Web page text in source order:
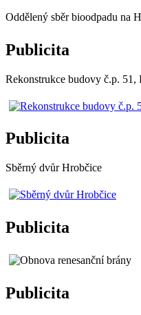
Oddělený sběr bioodpadu na
Publicita
Rekonstrukce budovy č.p.
Publicita
Sběrný dvůr Hrobčice
Publicita
Publicita